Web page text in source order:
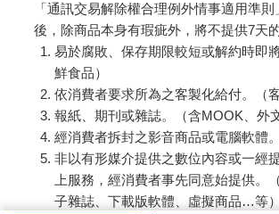
「通訊交易解除權合理例外情事適用準
後，除商品本身有瑕疵外，將不提供7天
易於腐敗、保存期限較短或解約時即
鮮食品）
依消費者要求所為之客製化給付。（
報紙、期刊或雜誌。（含MOOK、外
經消費者拆封之影音商品或電腦軟體。
非以有形媒介提供之數位內容或一經
上服務，經消費者事先同意始提供。
子雜誌、下載版軟體、虛擬商品…等）